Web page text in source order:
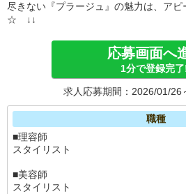
尽きない『プラージュ』の魅力は、ア
☆ ↓↓
応募画面へ
1分で登録完
求人応募期間：2026/01/26
職種
■理容師
スタイリスト
■美容師
スタイリスト